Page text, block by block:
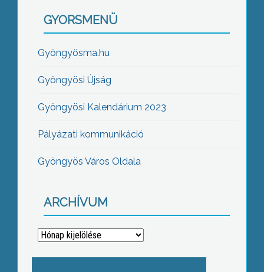
GYORSMENÜ
Gyöngyösma.hu
Gyöngyösi Újság
Gyöngyösi Kalendárium 2023
Pályázati kommunikáció
Gyöngyös Város Oldala
ARCHÍVUM
Archívum